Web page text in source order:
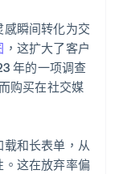
瞬间转化为交
，这扩大了客户
年的一项调查
购买在社交媒
和长表单，从
这在放弃率偏